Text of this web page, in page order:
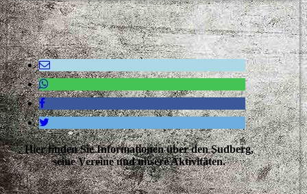
Hier finden Sie Informationen über den Sudberg,
seine Vereine und unsere Aktivitäten.